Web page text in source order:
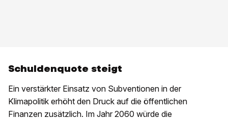
Schuldenquote steigt
Ein verstärkter Einsatz von Subventionen in der
Klimapolitik erhöht den Druck auf die öffentlichen
Finanzen zusätzlich. Im Jahr 2060 würde die